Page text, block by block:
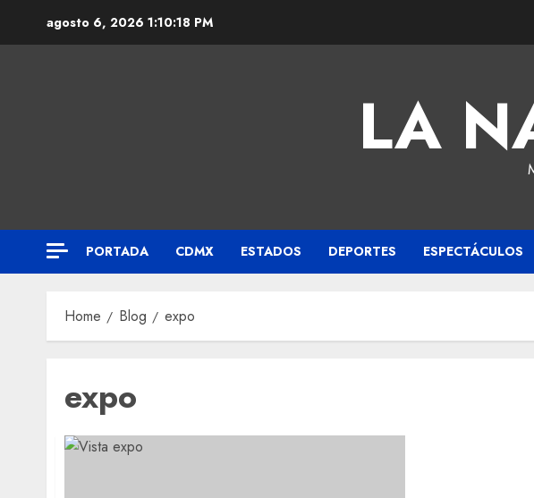
agosto 6, 2026 1:10:18 PM
LA
PORTADA CDMX ESTADOS DEPORTES ESPECTÁCULOS
Home Blog expo
expo